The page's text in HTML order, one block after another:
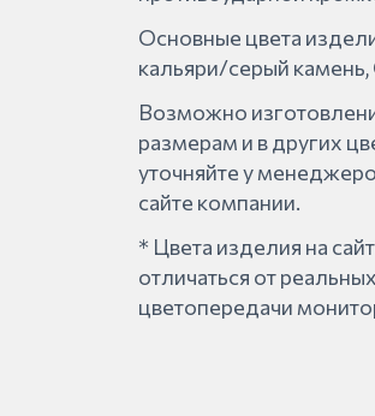
Основные цвета
кальяри/серый
Возможно
размерам и в других
уточняйте у
сайте компании.
* Цвета изделия на
отличаться от
цветопередачи